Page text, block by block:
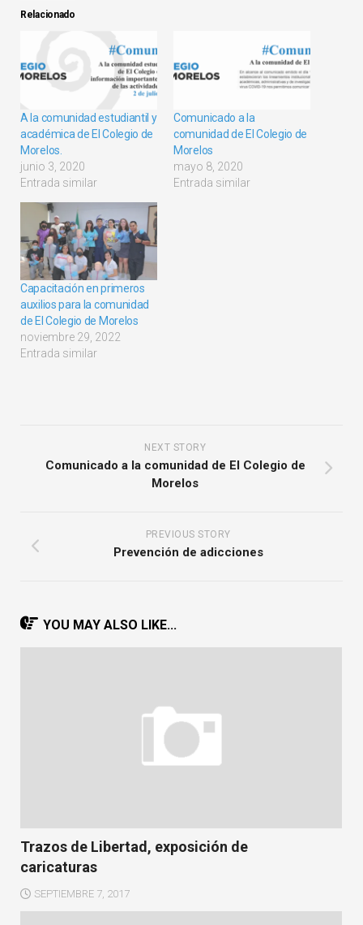
Relacionado
A la comunidad estudiantil y
académica de El Colegio de
Morelos.
junio 3, 2020
Entrada similar
Comunicado a la
comunidad de El Colegio de
Morelos
mayo 8, 2020
Entrada similar
Capacitación en primeros
auxilios para la comunidad
de El Colegio de Morelos
noviembre 29, 2022
Entrada similar
NEXT STORY
Comunicado a la comunidad de El Colegio de
Morelos
PREVIOUS STORY
Prevención de adicciones
YOU MAY ALSO LIKE...
Trazos de Libertad, exposición de
caricaturas
SEPTIEMBRE 7, 2017